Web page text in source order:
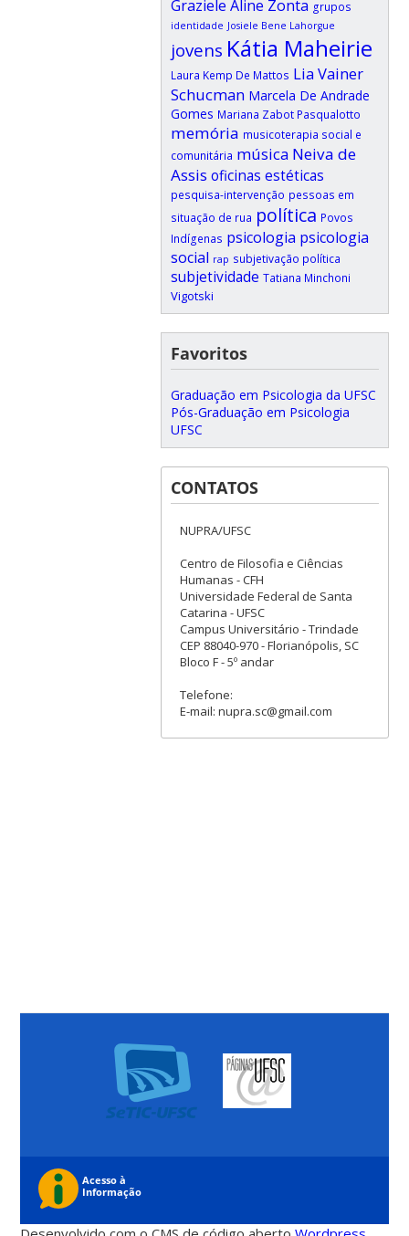
Graziele Aline Zonta grupos
identidade Josiele Bene Lahorgue
jovens Kátia Maheirie
Laura Kemp De Mattos Lia Vainer
Schucman Marcela De Andrade
Gomes Mariana Zabot Pasqualotto
memória musicoterapia social e
comunitária música Neiva de
Assis oficinas estéticas
pesquisa-intervenção pessoas em
situação de rua política Povos
Indígenas psicologia psicologia
social rap subjetivação política
subjetividade Tatiana Minchoni
Vigotski
Favoritos
Graduação em Psicologia da UFSC
Pós-Graduação em Psicologia
UFSC
CONTATOS
NUPRA/UFSC
Centro de Filosofia e Ciências
Humanas - CFH
Universidade Federal de Santa
Catarina - UFSC
Campus Universitário - Trindade
CEP 88040-970 - Florianópolis, SC
Bloco F - 5º andar
Telefone:
E-mail: nupra.sc@gmail.com